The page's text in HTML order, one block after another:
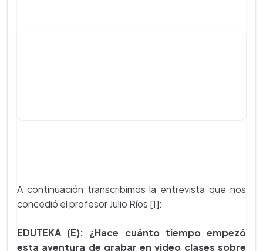
A continuación transcribimos la entrevista que nos
concedió el profesor Julio Ríos [1]:
EDUTEKA (E): ¿Hace cuánto tiempo empezó
esta aventura de grabar en video clases sobre